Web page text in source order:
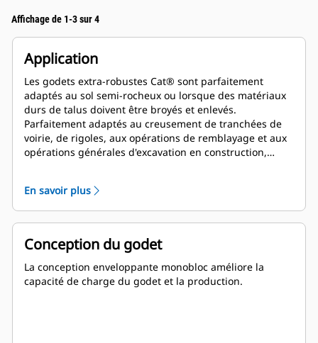
Affichage de 1-3 sur 4
Application
Les godets extra-robustes Cat® sont parfaitement
adaptés au sol semi-rocheux ou lorsque des matériaux
durs de talus doivent être broyés et enlevés.
Parfaitement adaptés au creusement de tranchées de
voirie, de rigoles, aux opérations de remblayage et aux
opérations générales d'excavation en construction,
En savoir plus
Conception du godet
La conception enveloppante monobloc améliore la
capacité de charge du godet et la production.